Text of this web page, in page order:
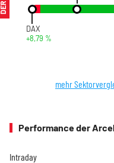
DAX
+8,79 %
mehr
Performance der
Intraday